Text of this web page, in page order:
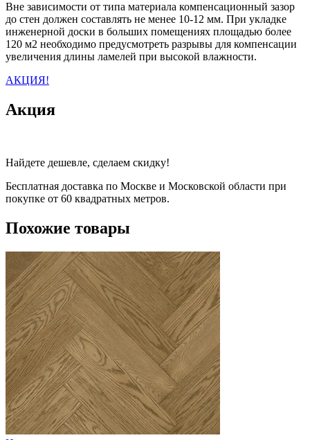
Вне зависимости от типа материала компенсационный зазор
до стен должен составлять не менее 10-12 мм. При укладке
инженерной доски в больших помещениях площадью более
120 м2 необходимо предусмотреть разрывы для компенсации
увеличения длины ламелей при высокой влажности.
АКЦИЯ!
Акция
Найдете дешевле, сделаем скидку!
Бесплатная доставка по Москве и Московской области при
покупке от 60 квадратных метров.
Похожие товары